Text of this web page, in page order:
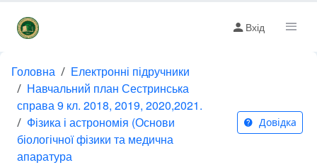
Вхід
Головна
Електронні підручники
Навчальний план Сестринська
справа 9 кл. 2018, 2019, 2020,2021.
Фізика і астрономія (Основи
біологічної фізики та медична
апаратура
Довідка